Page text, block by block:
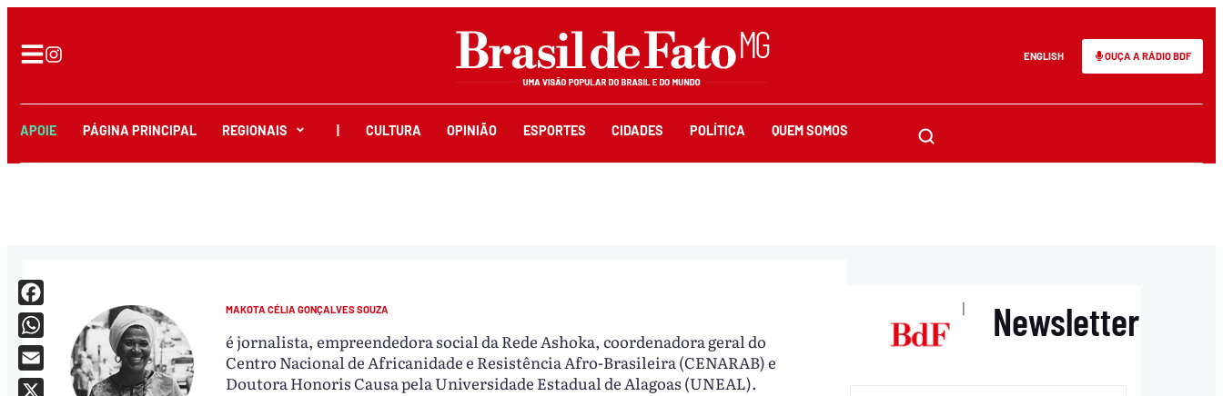
ENGLISH OUÇA A RÁDIO BDF
APOIE PÁGINA PRINCIPAL REGIONAIS CULTURA OPINIÃO ESPORTES CIDADES POLÍTICA QUEM SOMOS
MAKOTA CÉLIA GONÇALVES SOUZA
é jornalista, empreendedora social da Rede Ashoka, coordenadora geral do
Centro Nacional de Africanidade e Resistência Afro-Brasileira (CENARAB) e
Doutora Honoris Causa pela Universidade Estadual de Alagoas (UNEAL).
Facebook
WhatsApp
Email
| Newsletter